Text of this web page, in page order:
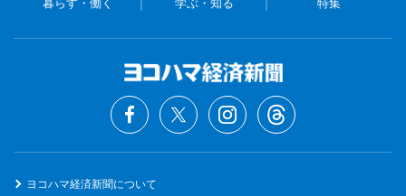
ヨコハマ経済新聞について